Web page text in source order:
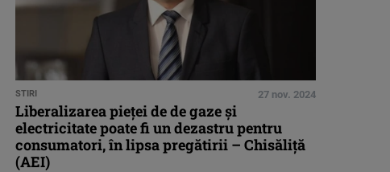
STIRI 27 nov. 2024
Liberalizarea pieţei de de gaze şi
electricitate poate fi un dezastru pentru
consumatori, în lipsa pregătirii – Chisăliţă
(AEI)